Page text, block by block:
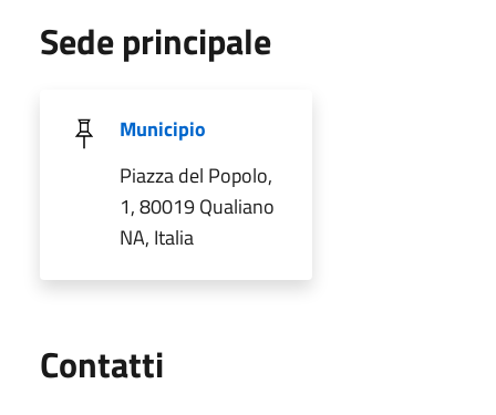
Sede principale
Municipio
Piazza del Popolo,
1, 80019 Qualiano
NA, Italia
Contatti